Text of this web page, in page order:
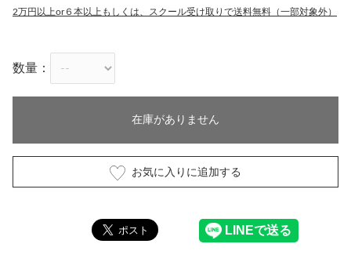
2万円以上or６本以上もしくは、スクール受け取りで送料無料（一部対象外）
数量：
在庫がありません
お気に入りに追加する